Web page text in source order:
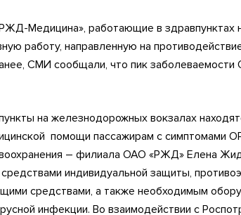
Медицина», работающие в здравпунктах
работу, направленную на
СМИ сообщали, что пик заболеваемости
на железнодорожных вокзалах
помощи пассажирам с симптомами
– филиала ОАО «РЖД» Елена
индивидуальной защиты,
средствами, а также необходимым
инфекции. Во взаимодействии с